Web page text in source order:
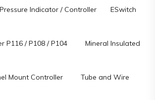
Pressure Indicator / Controller ESwitch
P116 / P108 / P104 Mineral Insulated
Mount Controller Tube and Wire